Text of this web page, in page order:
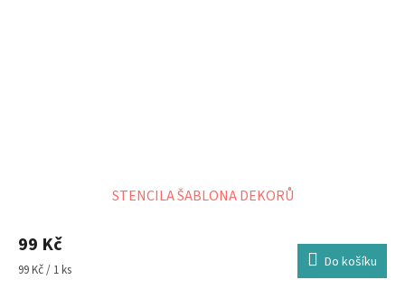
STENCILA ŠABLONA DEKORŮ
99 Kč
Měrná
99 Kč / 1 ks Do košíku